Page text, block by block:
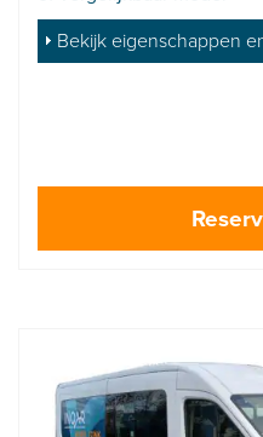
Bekijk eigenschappen